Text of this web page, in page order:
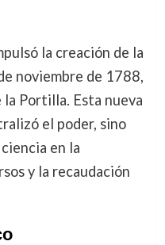
la creación de la
noviembre de 1788,
la Portilla. Esta nueva
el poder, sino
en la
y la recaudación